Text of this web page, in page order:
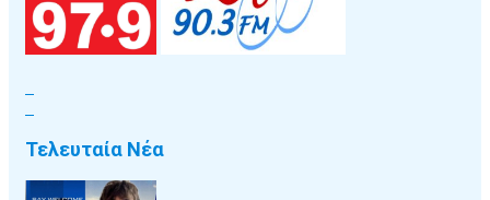
Τελευταία Νέα